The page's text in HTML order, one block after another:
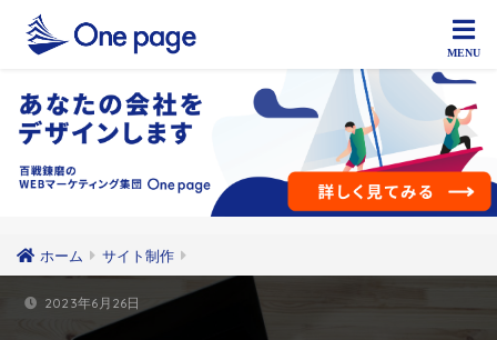
ホーム サイト制作
2023年6月26日